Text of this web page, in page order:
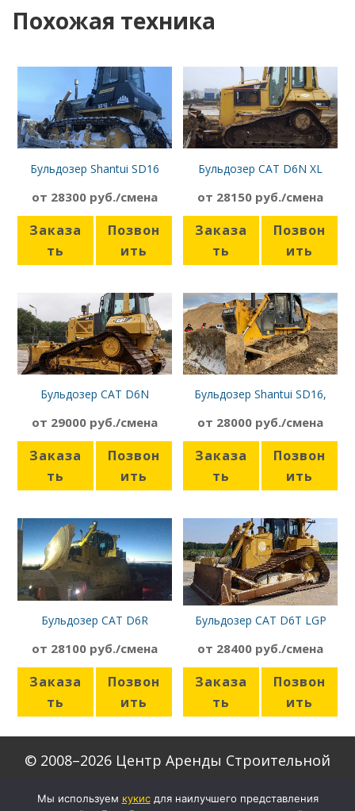
Похожая техника
Бульдозер Shantui SD16
от 28300 руб./смена
Заказа
ть
Позвон
ить
Бульдозер CAT D6N XL
от 28150 руб./смена
Заказа
ть
Позвон
ить
Бульдозер CAT D6N
от 29000 руб./смена
Заказа
ть
Позвон
ить
Бульдозер Shantui SD16,
от 28000 руб./смена
Заказа
ть
Позвон
ить
Бульдозер CAT D6R
от 28100 руб./смена
Заказа
ть
Позвон
ить
Бульдозер CAT D6T LGP
от 28400 руб./смена
Заказа
ть
Позвон
ить
© 2008–2026 Центр Аренды Строительной
Мы используем кукиcдля наилучшего представления